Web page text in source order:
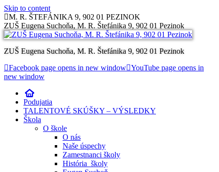
Skip to content
M. R. ŠTEFÁNIKA 9, 902 01 PEZINOK
ZUŠ Eugena Suchoňa, M. R. Štefánika 9, 902 01 Pezinok
ZUŠ Eugena Suchoňa, M. R. Štefánika 9, 902 01 Pezinok
Facebook page opens in new window YouTube page opens in
new window
Podujatia
TALENTOVÉ SKÚŠKY – VÝSLEDKY
Škola
O škole
O nás
Naše úspechy
Zamestnanci školy
História školy